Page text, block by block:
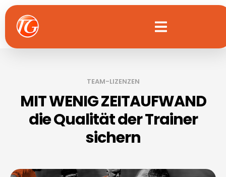
Zum
Inhalt
springen
TEAM-LIZENZEN
MIT WENIG ZEITAUFWAND
die Qualität der Trainer
sichern